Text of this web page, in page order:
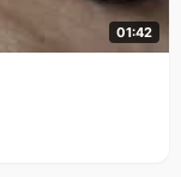
01:42